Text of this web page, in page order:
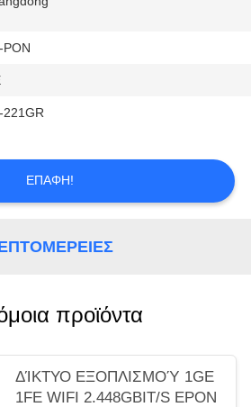
PON
221GR
ΕΠΑΦΉ!
προϊόντα
ΔΊΚΤΥΟ ΕΞΟΠΛΙΣΜΟΎ 1GE
1FE WIFI 2.448GBIT/S EPON